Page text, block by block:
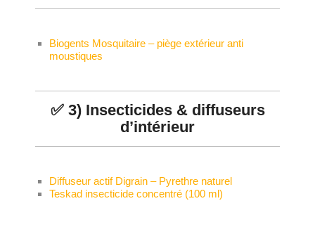
Biogents Mosquitaire – piège extérieur anti
moustiques
✅ 3) Insecticides & diffuseurs
d’intérieur
Diffuseur actif Digrain – Pyrethre naturel
Teskad insecticide concentré (100 ml)